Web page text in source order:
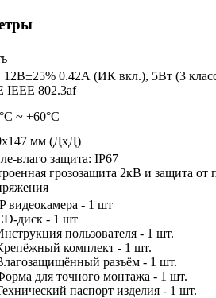
12В±25% 0.42А (ИК вкл.), 5Вт (3
IEEE 802.3af
~ +60°С
мм (ДхД)
влаго защита: IP67
грозозащита 2кВ и защита от
видеокамера - 1 шт
диск - 1 шт
пользователя - 1 шт.
комплект - 1 шт.
разъём - 1 шт.
для точного монтажа - 1 шт.
паспорт изделия - 1 шт.